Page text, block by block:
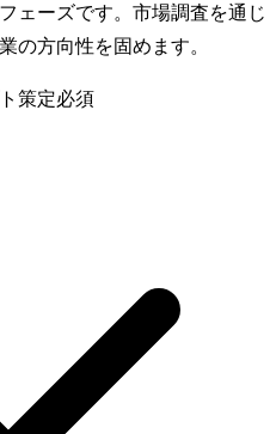
ェーズです。市場調査を通じ
の方向性を固めます。
策定必須